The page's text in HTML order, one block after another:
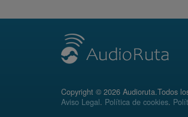
Copyright © 2026 Audioruta.Todos
Aviso Legal. Política de cookies.